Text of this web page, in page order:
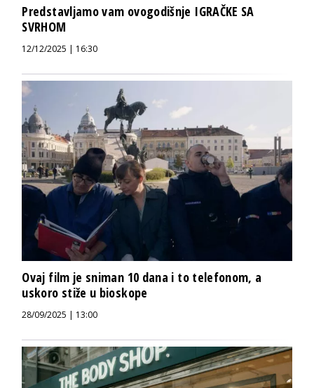
Predstavljamo vam ovogodišnje IGRAČKE SA
SVRHOM
12/12/2025 | 16:30
Ovaj film je sniman 10 dana i to telefonom, a
uskoro stiže u bioskope
28/09/2025 | 13:00